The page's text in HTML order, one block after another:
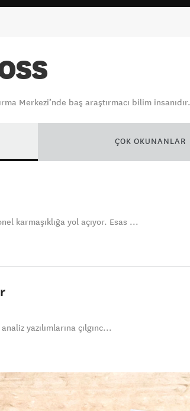
Merkezi’nde baş araştırmacı bilim insanıdır.
ÇOK OKUNANLAR
karmaşıklığa yol açıyor. Esas ...
yazılımlarına çılgınc...